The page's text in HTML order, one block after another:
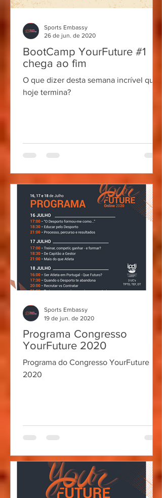
BootCamp YourFuture #1
chega ao fim
O que dizer desta semana incrível que
hoje termina?
Sports Embassy
26 de jun. de 2020
Programa Congresso
YourFuture 2020
Programa do Congresso YourFuture
2020
Sports Embassy
19 de jun. de 2020